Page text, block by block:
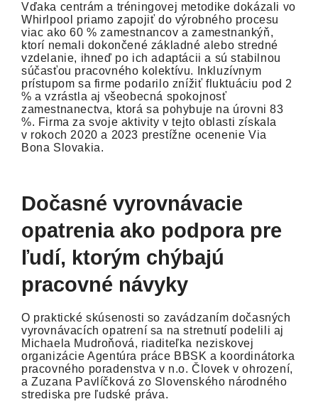
Vďaka centrám a tréningovej metodike dokázali vo
Whirlpool priamo zapojiť do výrobného procesu
viac ako 60 % zamestnancov a zamestnankýň,
ktorí nemali dokončené základné alebo stredné
vzdelanie, ihneď po ich adaptácii a sú stabilnou
súčasťou pracovného kolektívu. Inkluzívnym
prístupom sa firme podarilo znížiť fluktuáciu pod 2
% a vzrástla aj všeobecná spokojnosť
zamestnanectva, ktorá sa pohybuje na úrovni 83
%. Firma za svoje aktivity v tejto oblasti získala
v rokoch 2020 a 2023 prestížne ocenenie Via
Bona Slovakia.
Dočasné vyrovnávacie
opatrenia ako podpora pre
ľudí, ktorým chýbajú
pracovné návyky
O praktické skúsenosti so zavádzaním dočasných
vyrovnávacích opatrení sa na stretnutí podelili aj
Michaela Mudroňová, riaditeľka neziskovej
organizácie Agentúra práce BBSK a koordinátorka
pracovného poradenstva v n.o. Človek v ohrození,
a Zuzana Pavlíčková zo Slovenského národného
strediska pre ľudské práva.